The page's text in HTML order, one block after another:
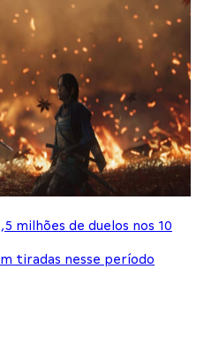
milhões de duelos nos 10
tiradas nesse período